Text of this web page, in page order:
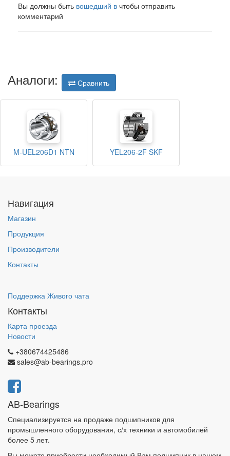
Вы должны быть вошедший в чтобы отправить
комментарий
Аналоги: Сравнить
M-UEL206D1 NTN YEL206-2F SKF
Навигация
Магазин
Продукция
Производители
Контакты
Поддержка Живого чата
Контакты
Карта проезда
Новости
+380674425486
sales@ab-bearings.pro
AB-Bearings
Специализируется на продаже подшипников для
промышленного оборудования, с/х техники и автомобилей
более 5 лет.